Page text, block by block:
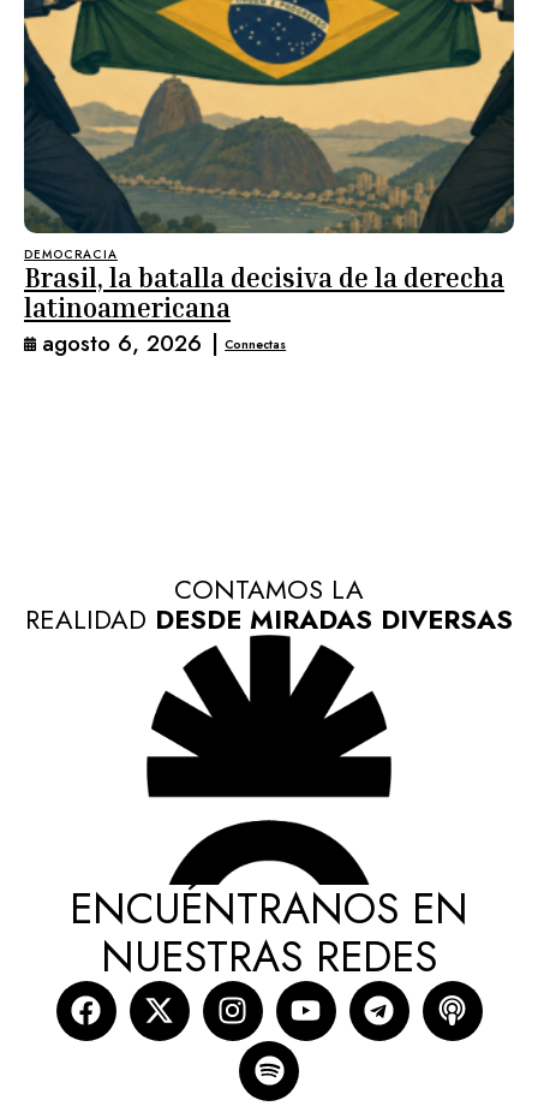
DEMOCRACIA
Brasil, la batalla decisiva de la derecha
latinoamericana
agosto 6, 2026 | Connectas
CONTAMOS LA
REALIDAD DESDE MIRADAS DIVERSAS
ENCUÉNTRANOS EN
NUESTRAS REDES